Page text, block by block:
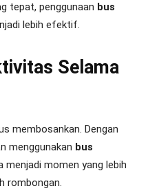
tepat, penggunaan bus
lebih efektif.
Selama
membosankan. Dengan
menggunakan bus
menjadi momen yang lebih
rombongan.